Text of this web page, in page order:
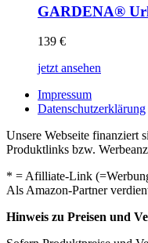
GARDENA®
139 €
jetzt ansehen
Impressum
Datenschutzerklärung
Unsere Webseite finanziert
Produktlinks bzw.
* = Afilliate-Link
Als Amazon-Partner
Hinweis zu Preisen und